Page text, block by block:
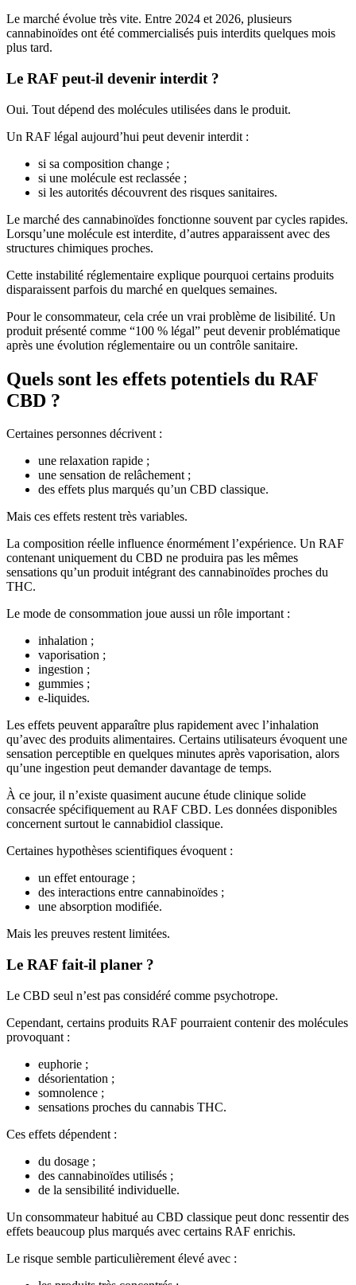
Le marché évolue très vite. Entre 2024 et 2026, plusieurs
cannabinoïdes ont été commercialisés puis interdits quelques mois
plus tard.
Le RAF peut-il devenir interdit ?
Oui. Tout dépend des molécules utilisées dans le produit.
Un RAF légal aujourd’hui peut devenir interdit :
si sa composition change ;
si une molécule est reclassée ;
si les autorités découvrent des risques sanitaires.
Le marché des cannabinoïdes fonctionne souvent par cycles rapides.
Lorsqu’une molécule est interdite, d’autres apparaissent avec des
structures chimiques proches.
Cette instabilité réglementaire explique pourquoi certains produits
disparaissent parfois du marché en quelques semaines.
Pour le consommateur, cela crée un vrai problème de lisibilité. Un
produit présenté comme “100 % légal” peut devenir problématique
après une évolution réglementaire ou un contrôle sanitaire.
Quels sont les effets potentiels du RAF
CBD ?
Certaines personnes décrivent :
une relaxation rapide ;
une sensation de relâchement ;
des effets plus marqués qu’un CBD classique.
Mais ces effets restent très variables.
La composition réelle influence énormément l’expérience. Un RAF
contenant uniquement du CBD ne produira pas les mêmes
sensations qu’un produit intégrant des cannabinoïdes proches du
THC.
Le mode de consommation joue aussi un rôle important :
inhalation ;
vaporisation ;
ingestion ;
gummies ;
e-liquides.
Les effets peuvent apparaître plus rapidement avec l’inhalation
qu’avec des produits alimentaires. Certains utilisateurs évoquent une
sensation perceptible en quelques minutes après vaporisation, alors
qu’une ingestion peut demander davantage de temps.
À ce jour, il n’existe quasiment aucune étude clinique solide
consacrée spécifiquement au RAF CBD. Les données disponibles
concernent surtout le cannabidiol classique.
Certaines hypothèses scientifiques évoquent :
un effet entourage ;
des interactions entre cannabinoïdes ;
une absorption modifiée.
Mais les preuves restent limitées.
Le RAF fait-il planer ?
Le CBD seul n’est pas considéré comme psychotrope.
Cependant, certains produits RAF pourraient contenir des molécules
provoquant :
euphorie ;
désorientation ;
somnolence ;
sensations proches du cannabis THC.
Ces effets dépendent :
du dosage ;
des cannabinoïdes utilisés ;
de la sensibilité individuelle.
Un consommateur habitué au CBD classique peut donc ressentir des
effets beaucoup plus marqués avec certains RAF enrichis.
Le risque semble particulièrement élevé avec :